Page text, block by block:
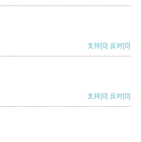
支持[0] 反对[0]
支持[0] 反对[0]